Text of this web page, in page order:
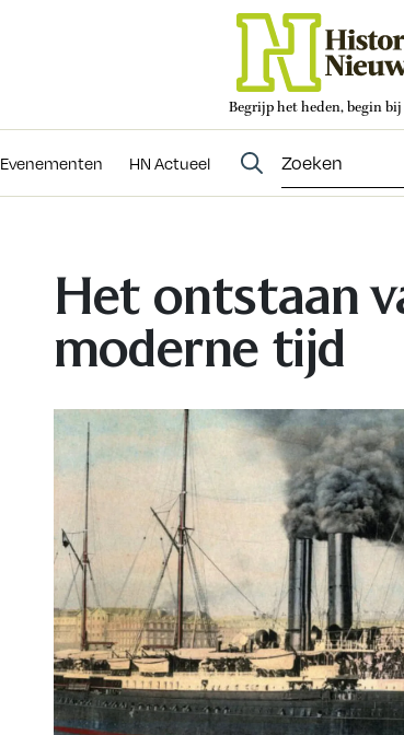
Begrijp het heden, begin
Evenementen HN Actueel
Evenementen
Het ontstaan
moderne tijd